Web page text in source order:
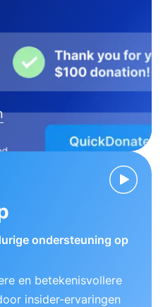
ondersteuning op
en betekenisvollere
insider-ervaringen